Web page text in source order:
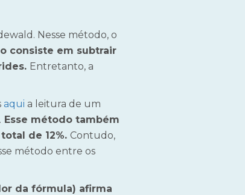
Nesse método, o
consiste em subtrair
Entretanto, a
aqui a leitura de um
Esse método também
de 12%. Contudo,
método entre os
da fórmula) afirma